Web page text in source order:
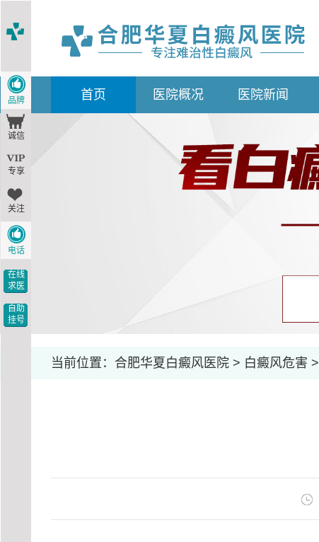
首 页 医院概况 医院新闻
当前位置： 合肥华夏白癜风医院 > 白癜风危害 >
品牌
诚信
专享
关注
电话
在线
求医
自助
挂号